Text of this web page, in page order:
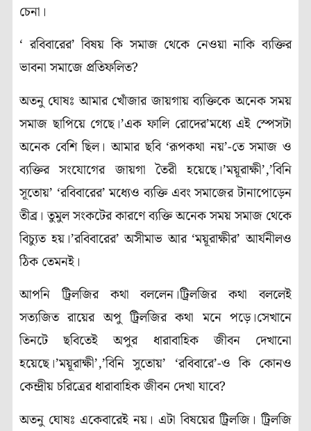
চেনা।
‘ রবিবারের’ বিষয় কি সমাজ থেকে নেওয়া নাকি ব্যক্তির
ভাবনা সমাজে প্রতিফলিত?
অতনু ঘোষঃ আমার খোঁজার জায়গায় ব্যক্তিকে অনেক সময়
সমাজ ছাপিয়ে গেছে।’এক ফালি রোদের’মধ্যে এই স্পেসটা
অনেক বেশি ছিল। আমার ছবি ‘রূপকথা নয়’-তে সমাজ ও
ব্যক্তির সংযোগের জায়গা তৈরী হয়েছে।’ময়ূরাক্ষী’,’বিনি
সূতোয়’ ‘রবিবারের’ মধ্যেও ব্যক্তি এবং সমাজের টানাপোড়েন
তীব্র। তুমুল সংকটের কারণে ব্যক্তি অনেক সময় সমাজ থেকে
বিচ্যুত হয়।’রবিবারের’ অসীমাভ আর ‘ময়ূরাক্ষীর’ আর্যনীলও
ঠিক তেমনই।
আপনি ট্রিলজির কথা বললেন।ট্রিলজির কথা বললেই
সত্যজিত রায়ের অপু ট্রিলজির কথা মনে পড়ে।সেখানে
তিনটে ছবিতেই অপুর ধারাবাহিক জীবন দেখানো
হয়েছে।’ময়ূরাক্ষী’,’বিনি সুতোয়’ ‘রবিবারে’-ও কি কোনও
কেন্দ্রীয় চরিত্রের ধারাবাহিক জীবন দেখা যাবে?
অতনু ঘোষঃ একেবারেই নয়। এটা বিষয়ের ট্রিলজি। ট্রিলজি